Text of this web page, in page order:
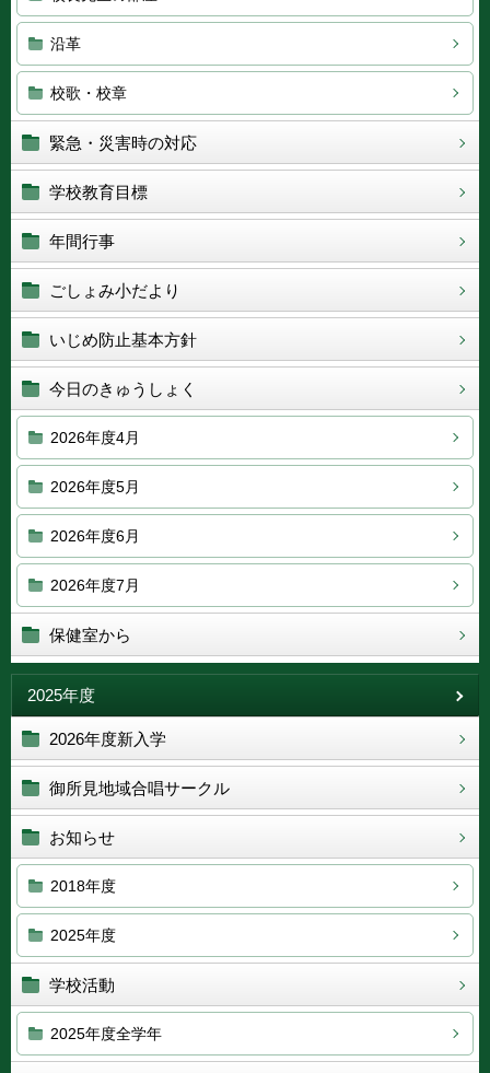
沿革
校歌・校章
緊急・災害時の対応
学校教育目標
年間行事
ごしょみ小だより
いじめ防止基本方針
今日のきゅうしょく
2026年度4月
2026年度5月
2026年度6月
2026年度7月
保健室から
2025年度
2026年度新入学
御所見地域合唱サークル
お知らせ
2018年度
2025年度
学校活動
2025年度全学年